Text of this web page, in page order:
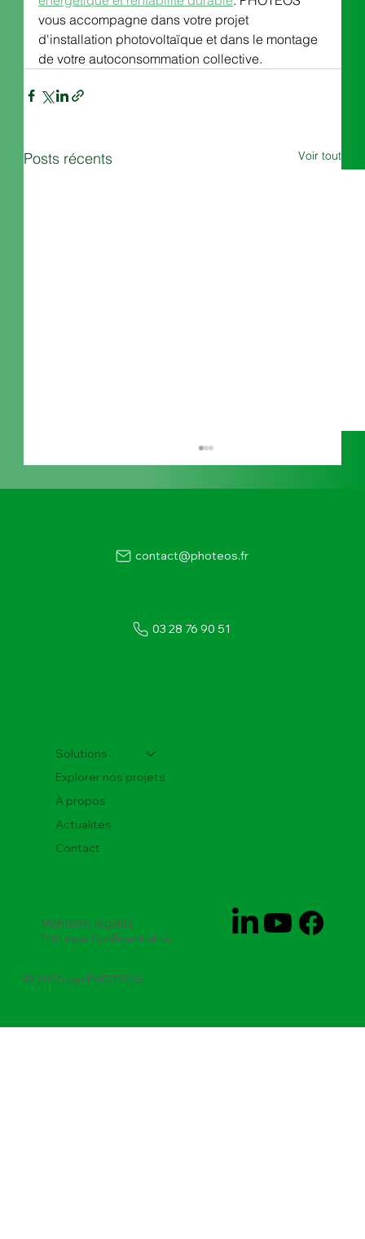
vous accompagne dans votre projet
d'installation photovoltaïque et dans le montage
de votre autoconsommation collective.
Posts récents Voir tout
Centrale photovoltaïque sur toiture : le rôle
03 28 76 90 51
contact@photeos.fr
Solutions
Explorer nos projets
À propos
Actualités
Contact
Mentions légales
Politique Confidentialité
© 2026 par PHOTEOS